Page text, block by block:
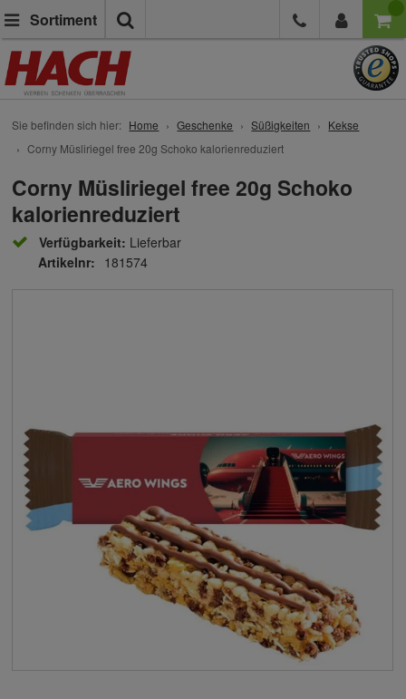
Sortiment
Sie befinden sich hier: Home Geschenke Süßigkeiten
Kekse
Corny Müsliriegel free 20g Schoko kalorienreduziert
Corny Müsliriegel free 20g Schoko
kalorienreduziert
Verfügbarkeit: Lieferbar
Artikelnr: 181574